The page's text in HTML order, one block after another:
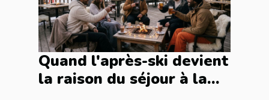
Quand l'après-ski devient
la raison du séjour à la